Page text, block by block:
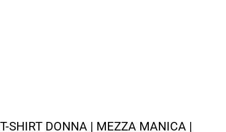
T-SHIRT DONNA | MEZZA MANICA |